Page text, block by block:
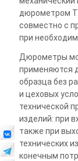
дюрометром
совместно с
при
Дюрометры
применяются
образца без
и цеховых
технической
изделий: при
также при
технических
конечным